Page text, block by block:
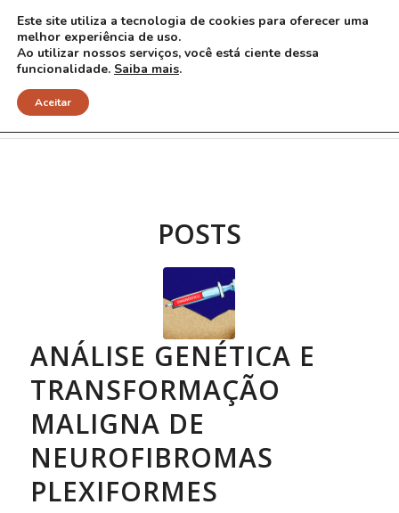
Arquivo para Tag: telômero
POSTS
ANÁLISE GENÉTICA E
TRANSFORMAÇÃO
MALIGNA DE
NEUROFIBROMAS
PLEXIFORMES
Este site utiliza a tecnologia de cookies para oferecer uma
melhor experiência de uso.
Ao utilizar nossos serviços, você está ciente dessa
funcionalidade. Saiba mais.
Aceitar